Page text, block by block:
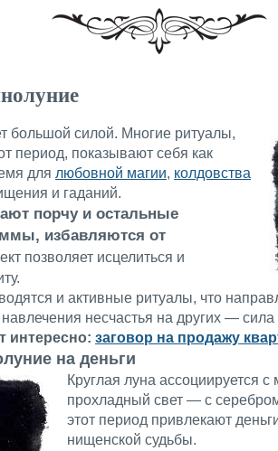
большой силой. Многие ритуалы,
период, показывают себя как
для любовной магии, колдовства
и гаданий.
порчу и остальные
избавляются от
позволяет исцелиться и
и активные ритуалы, что
несчастья на других —
интересно: заговор на продажу
на деньги
Круглая луна ассоциируется
прохладный свет — с
этот период привлекают
нищенской судьбы.